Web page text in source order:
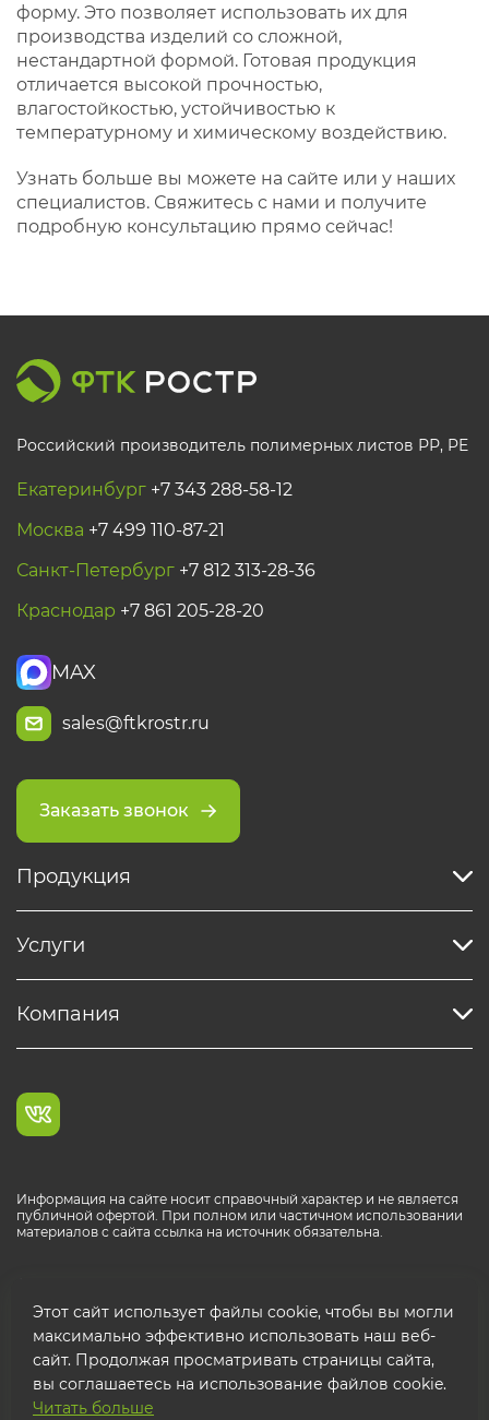
форму. Это позволяет использовать их для
производства изделий со сложной,
нестандартной формой. Готовая продукция
отличается высокой прочностью,
влагостойкостью, устойчивостью к
температурному и химическому воздействию.
Узнать больше вы можете на сайте или у наших
специалистов. Свяжитесь с нами и получите
подробную консультацию прямо сейчас!
Российский производитель полимерных листов РР, PE
Екатеринбург +7 343 288-58-12
Москва +7 499 110-87-21
Санкт-Петербург +7 812 313-28-36
Краснодар +7 861 205-28-20
MAX
sales@ftkrostr.ru
Заказать звонок
Продукция
Услуги
Компания
Информация на сайте носит справочный характер и не является
публичной офертой. При полном или частичном использовании
материалов с сайта ссылка на источник обязательна.
© 2026 ООО "ФТК РОСТР"
Этот сайт использует файлы cookie, чтобы вы могли
максимально эффективно использовать наш веб-
сайт. Продолжая просматривать страницы сайта,
вы соглашаетесь на использование файлов cookie.
Читать больше